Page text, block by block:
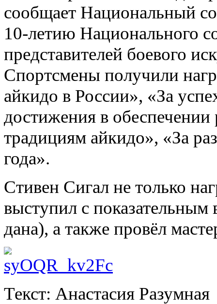
сообщает Национальный
10-летию Национального
представителей боевого
Спортсмены получили
айкидо в России», «За
достижения в обеспечении
традициям айкидо», «За
года».
Стивен Сигал не только
выступил с показательным
дана), а также провёл
Текст: Анастасия Разумная